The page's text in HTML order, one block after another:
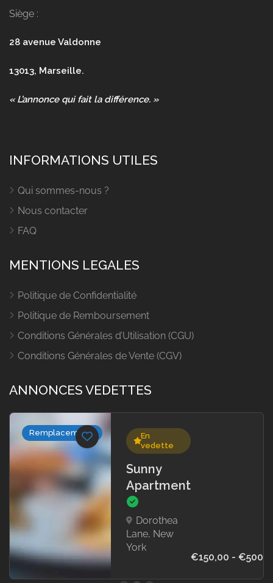
Siège :
28 avenue Valdonne
13013, Marseille.
« L’annonce qui fait la différence. »
INFORMATIONS UTILES
Qui sommes-nous ?
Nous contacter
FAQ
MENTIONS LEGALES
Politique de Confidentialité
Politique de Remboursement
Conditions Générales d’Utilisation (CGU)
Conditions Générales de Vente (CGV)
ANNONCES VEDETTES
Remplacements
En
vedette
Sunny
Apartment
Dorothea
Lane, New
York
€150,00 -